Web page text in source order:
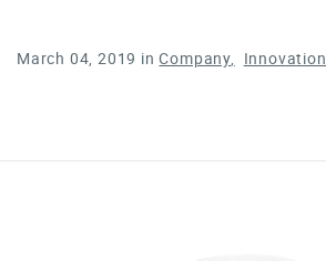
March 04, 2019 in Company Innovation